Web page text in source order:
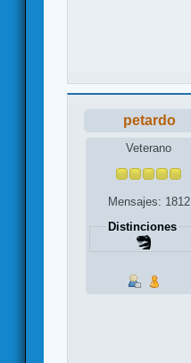
petardo
Veterano
Mensajes: 1812
Distinciones